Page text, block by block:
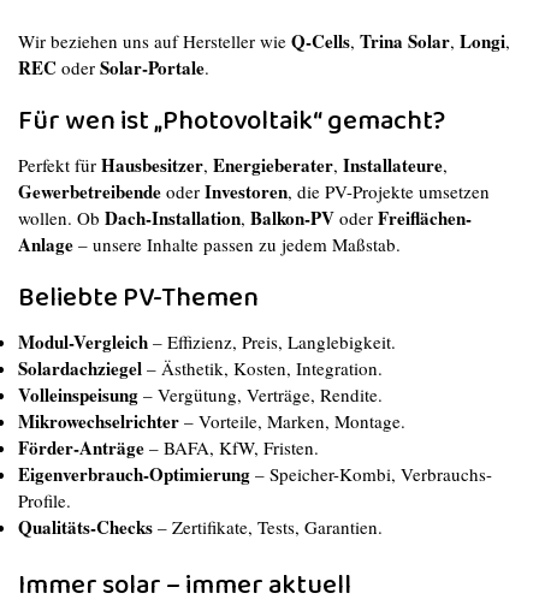
Wir beziehen uns auf Hersteller wie Q-Cells, Trina Solar, Longi,
REC oder Solar-Portale.
Für wen ist „Photovoltaik“ gemacht?
Perfekt für Hausbesitzer, Energieberater, Installateure,
Gewerbetreibende oder Investoren, die PV-Projekte umsetzen
wollen. Ob Dach-Installation, Balkon-PV oder Freiflächen-
Anlage – unsere Inhalte passen zu jedem Maßstab.
Beliebte PV-Themen
Modul-Vergleich – Effizienz, Preis, Langlebigkeit.
Solardachziegel – Ästhetik, Kosten, Integration.
Volleinspeisung – Vergütung, Verträge, Rendite.
Mikrowechselrichter – Vorteile, Marken, Montage.
Förder-Anträge – BAFA, KfW, Fristen.
Eigenverbrauch-Optimierung – Speicher-Kombi, Verbrauchs-
Profile.
Qualitäts-Checks – Zertifikate, Tests, Garantien.
Immer solar – immer aktuell